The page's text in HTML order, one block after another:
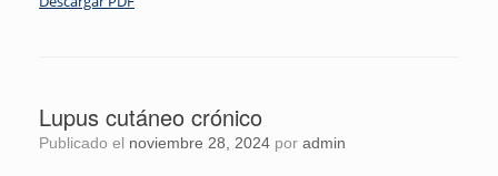
Lupus cutáneo crónico
Publicado el noviembre 28, 2024 por admin